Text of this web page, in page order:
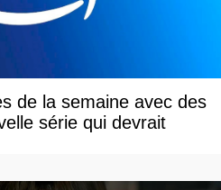
de la semaine avec des
série qui devrait